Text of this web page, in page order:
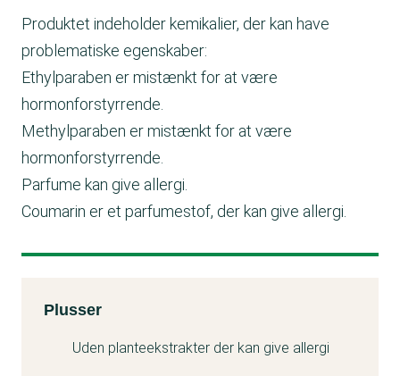
Produktet indeholder kemikalier, der kan have
problematiske egenskaber:
Ethylparaben er mistænkt for at være
hormonforstyrrende.
Methylparaben er mistænkt for at være
hormonforstyrrende.
Parfume kan give allergi.
Coumarin er et parfumestof, der kan give allergi.
Kemitest
Plusser
Uden planteekstrakter der kan give allergi